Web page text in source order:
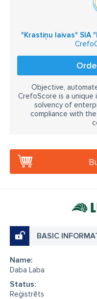
"Krastiņu laivas" SIA
Objective,
CrefoScore is a
solvency of
compliance with
BASIC
Name:
Daba Laba
Status:
Reģistrēts